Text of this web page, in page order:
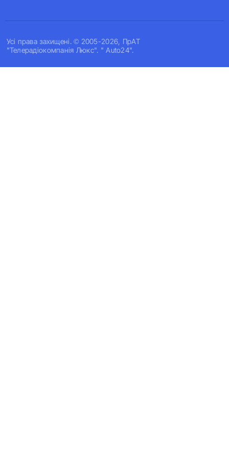
Усi права захищенi. © 2005-2026, ПрАТ
"Телерадіокомпанія Люкс". " Auto24".